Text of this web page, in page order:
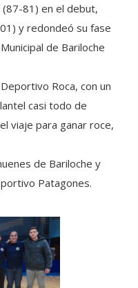
81) en el debut,
y redondeó su fase
de Bariloche
Roca, con un
casi todo de
viaje para ganar roce,
de Bariloche y
Patagones.